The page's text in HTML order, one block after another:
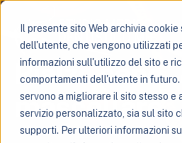
Il presente sito Web archivia
dell'utente, che vengono utilizzati
informazioni sull'utilizzo del sito e
comportamenti dell'utente in futuro.
servono a migliorare il sito stesso e
servizio personalizzato, sia sul sito
supporti. Per ulteriori informazioni
Rialzo seno
mascellare